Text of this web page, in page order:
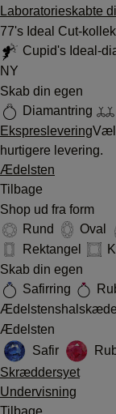
Laboratorieskabte
77's Ideal Cut-
Cupid's Ideal-
NY
Skab din egen
Diamantring
Ekspreslevering
hurtigere levering.
Ædelsten
Tilbage
Shop ud fra form
Rund
Oval
Rektangel
Skab din egen
Safirring
Ædelstenshalskæde
Ædelsten
Safir
Skræddersyet
Undervisning